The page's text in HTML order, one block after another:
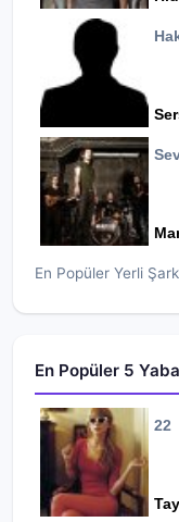
En Popüler Yerli
En Popüler 5
22